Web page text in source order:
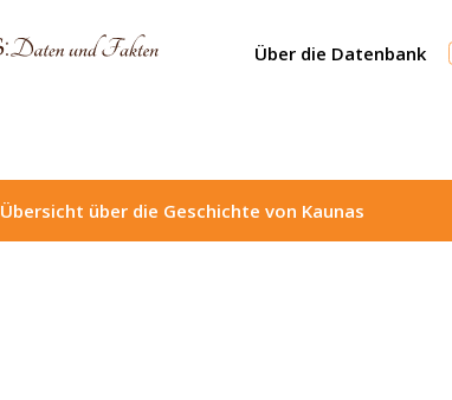
Über die Datenbank
Übersicht über die Geschichte von Kaunas